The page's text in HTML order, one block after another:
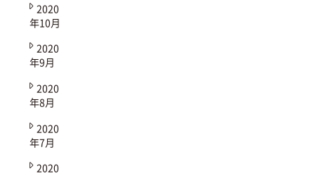
2020
年10月
2020
年9月
2020
年8月
2020
年7月
2020